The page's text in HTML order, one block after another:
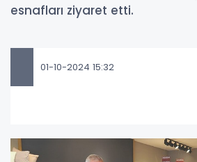
esnafları ziyaret etti.
01-10-2024 15:32